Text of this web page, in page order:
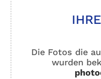
Die Fotos die
wurden